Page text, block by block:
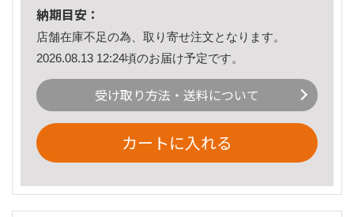
納期目安：
店舗在庫不足の為、取り寄せ注文となります。
2026.08.13 12:24頃のお届け予定です。
受け取り方法・送料について
カートに入れる